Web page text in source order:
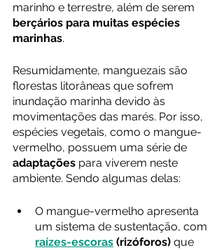
marinho e terrestre, além de serem
berçários para muitas espécies
marinhas.
Resumidamente, manguezais são
florestas litorâneas que sofrem
inundação marinha devido às
movimentações das marés. Por isso,
espécies vegetais, como o mangue-
vermelho, possuem uma série de
adaptações para viverem neste
ambiente. Sendo algumas delas:
O mangue-vermelho apresenta
um sistema de sustentação, com
raízes-escoras (rizóforos) que